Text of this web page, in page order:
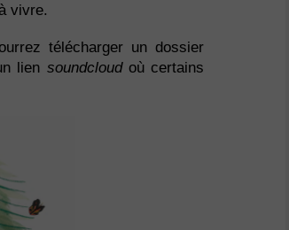
vivre.
télécharger un dossier
lien soundcloudoù certains